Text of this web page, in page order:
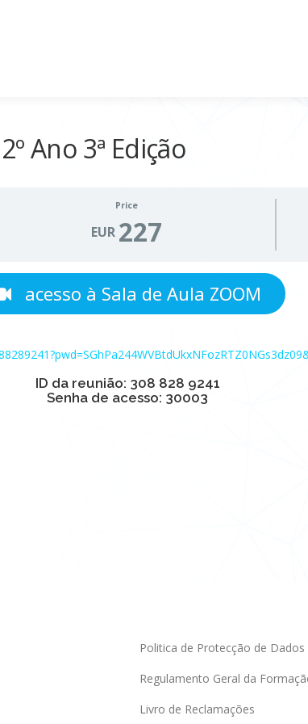
Ano 3ª Edição
Price
EUR 227
acesso à Sala de Aula ZOOM
ID da reunião: 308 828 9241
Senha de acesso: 30003
Politica de Protecção de Dados
Regulamento Geral da
Livro de Reclamações